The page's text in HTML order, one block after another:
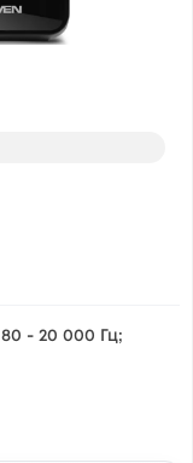
- 20 000 Гц;